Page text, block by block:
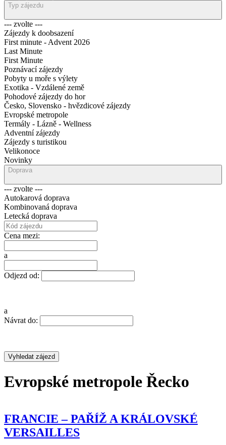
Typ zájezdu
--- zvolte ---
Zájezdy k doobsazení
First minute - Advent 2026
Last Minute
First Minute
Poznávací zájezdy
Pobyty u moře s výlety
Exotika - Vzdálené země
Pohodové zájezdy do hor
Česko, Slovensko - hvězdicové zájezdy
Evropské metropole
Termály - Lázně - Wellness
Adventní zájezdy
Zájezdy s turistikou
Velikonoce
Novinky
Doprava
--- zvolte ---
Autokarová doprava
Kombinovaná doprava
Letecká doprava
Cena mezi:
a
Odjezd od:
a
Návrat do:
Evropské metropole Řecko
FRANCIE – PAŘÍŽ A KRÁLOVSKÉ
VERSAILLES